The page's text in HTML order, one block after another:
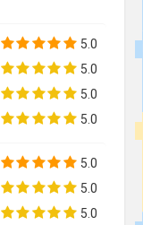
_ букви
звуки які ми
у
однієї
5.0
5.0
5.0
5.0
5.0
5.0
5.0